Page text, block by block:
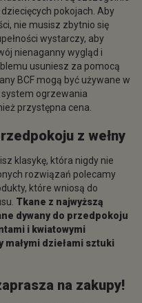
pokojach. Aby
nie musisz zbytnio się
wystarczy, aby
nienaganny wygląd i
usuniesz za pomocą
BCF mogą być używane w
ogrzewania
przystępna cena.
z wełny
klasykę, która nigdy nie
rozwiązań polecamy
które wniosą do
Tkane z najwyższą
dywany do przedpokoju
i kwiatowymi
małymi dziełami sztuki
na zakupy!